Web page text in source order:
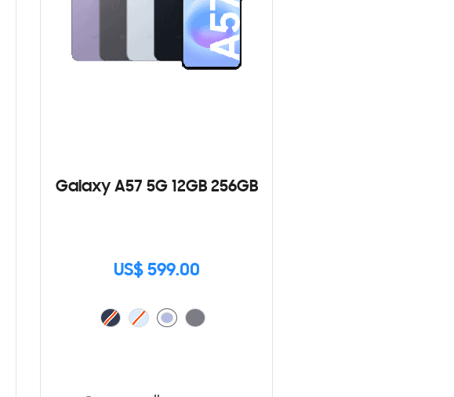
Galaxy A57 5G 12GB 256GB
US$ 599.00